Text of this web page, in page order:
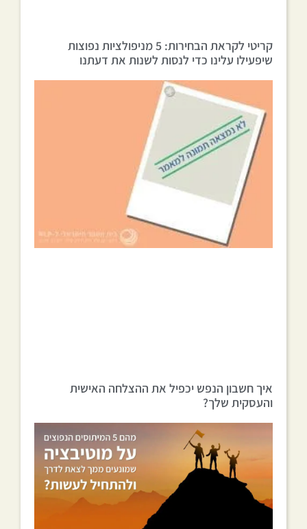
קריטי לקראת הבחירות: 5 מניפולציות נפוצות
שיפעילו עלינו כדי לנסות לשנות את דעתנו
איך חשבון הנפש יכפיל את ההצלחה האישית
והעסקית שלך?